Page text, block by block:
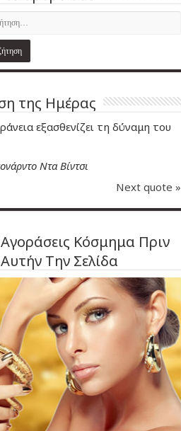
της Ημέρας
εξασθενίζει τη δύναμη του
Ντα Βίντσι
Next quote »
Κόσμημα Πριν
Την Σελίδα